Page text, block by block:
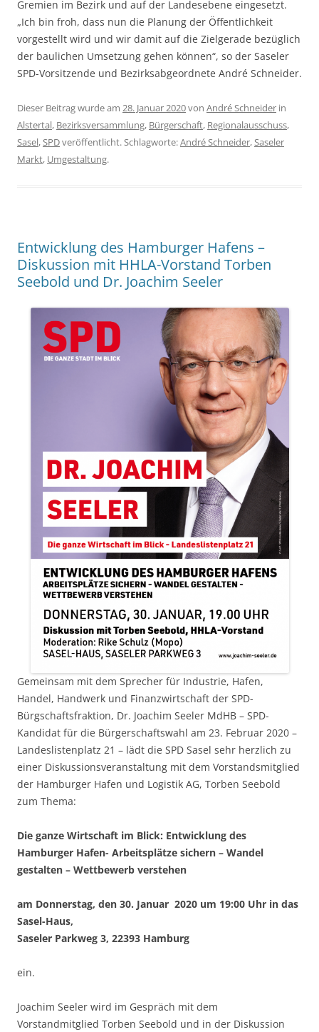
Gremien im Bezirk und auf der Landesebene eingesetzt.
„Ich bin froh, dass nun die Planung der Öffentlichkeit
vorgestellt wird und wir damit auf die Zielgerade bezüglich
der baulichen Umsetzung gehen können“, so der Saseler
SPD-Vorsitzende und Bezirksabgeordnete André Schneider.
Dieser Beitrag wurde am 28. Januar 2020von André Schneider in
Alstertal, Bezirksversammlung, Bürgerschaft, Regionalausschuss,
Sasel,SPDveröffentlicht. Schlagworte:André Schneider,Saseler
Markt, Umgestaltung.
Entwicklung des Hamburger Hafens –
Diskussion mit HHLA-Vorstand Torben
Seebold und Dr. Joachim Seeler
Gemeinsam mit dem Sprecher für Industrie, Hafen,
Handel, Handwerk und Finanzwirtschaft der SPD-
Bürgschaftsfraktion, Dr. Joachim Seeler MdHB – SPD-
Kandidat für die Bürgerschaftswahl am 23. Februar 2020 –
Landeslistenplatz 21 – lädt die SPD Sasel sehr herzlich zu
einer Diskussionsveranstaltung mit dem Vorstandsmitglied
der Hamburger Hafen und Logistik AG, Torben Seebold
zum Thema:
Die ganze Wirtschaft im Blick: Entwicklung des
Hamburger Hafen- Arbeitsplätze sichern – Wandel
gestalten – Wettbewerb verstehen
am Donnerstag, den 30. Januar 2020 um 19:00 Uhr in das
Sasel-Haus,
Saseler Parkweg 3, 22393 Hamburg
ein.
Joachim Seeler wird im Gespräch mit dem
Vorstandmitglied Torben Seebold und in der Diskussion